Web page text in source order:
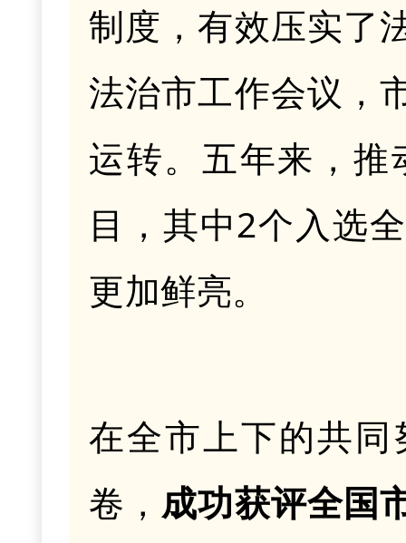
制度，有效压实了
法治市工作会议，
运转。五年来，推
目，其中2个入选
更加鲜亮。
在全市上下的共
卷， 成功获评全国